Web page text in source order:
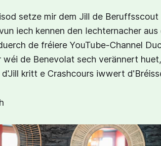
setze mir dem Jill de Beruffsscout
iech kennen den Iechternacher
de fréiere YouTube-Channel
de Benevolat sech verännert
kritt e Crashcours iwwert